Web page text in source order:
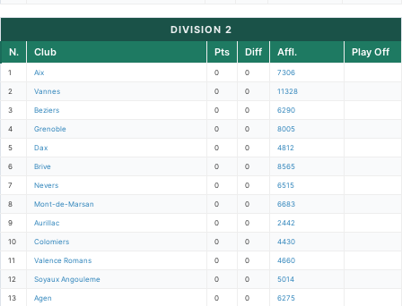
DIVISION 2
N.
Club Pts Diff Affl. Play Off
1 Aix 0 0 7306
2 Vannes 0 0 11328
3 Beziers 0 0 6290
4 Grenoble 0 0 8005
5 Dax 0 0 4812
6 Brive 0 0 8565
7 Nevers 0 0 6515
8 Mont-de-Marsan 0 0 6683
9 Aurillac 0 0 2442
10 Colomiers 0 0 4430
11 Valence Romans 0 0 4660
12 Soyaux Angouleme 0 0 5014
13 Agen 0 0 6275